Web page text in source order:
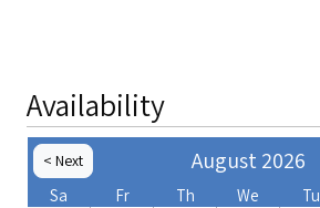
Availability
August 2026
Next >
Tu
We
Th
Fr
Sa